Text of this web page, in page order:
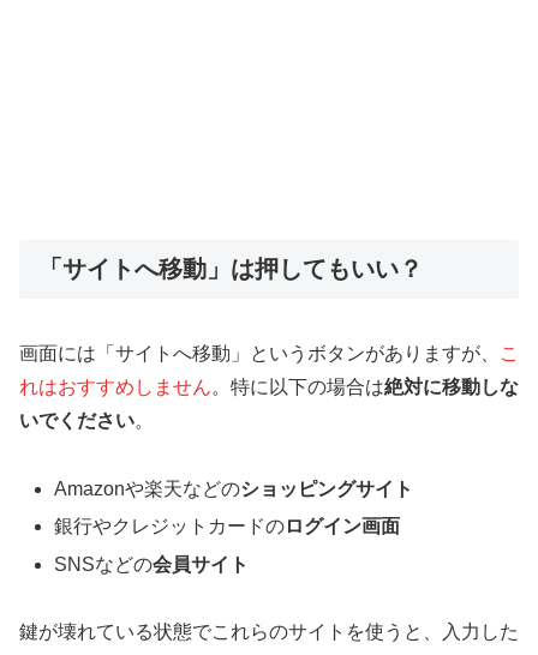
「サイトへ移動」は押してもいい？
画面には「サイトへ移動」というボタンがありますが、
こ
れはおすすめしません。特に以下の場合は絶対に移動しな
いでください。
Amazonや楽天などのショッピングサイト
銀行やクレジットカードのログイン画面
SNSなどの会員サイト
鍵が壊れている状態でこれらのサイトを使うと、入力した